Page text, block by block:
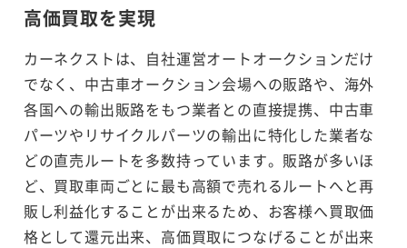
高価買取を実現
カーネクストは、自社運営オートオークションだけ
でなく、中古車オークション会場への販路や、海外
各国への輸出販路をもつ業者との直接提携、中古車
パーツやリサイクルパーツの輸出に特化した業者な
どの直売ルートを多数持っています。販路が多いほ
ど、買取車両ごとに最も高額で売れるルートへと再
販し利益化することが出来るため、お客様へ買取価
格として還元出来、高価買取につなげることが出来